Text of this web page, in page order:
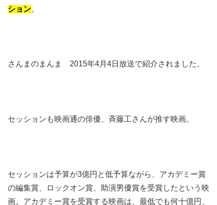
ション。
さんまのまんま 2015年4月4日放送で紹介されました。
セッションも映画通の俳優、斉藤工さんが推す映画。
セッションは予算が3億円と低予算ながら、アカデミー賞
の編集賞、ロックオン賞、助演男優賞を受賞したという映
画。アカデミー賞を受賞する映画は、最低でも何十億円、